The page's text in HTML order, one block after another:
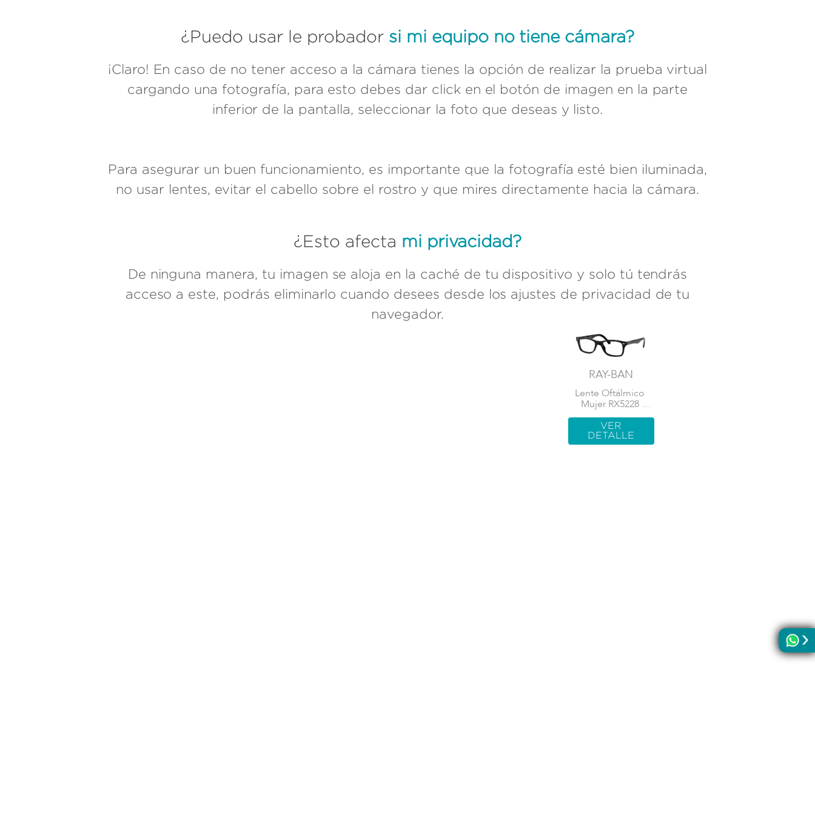
¿Puedo usar le probador si mi equipo no tiene cámara?
¡Claro! En caso de no tener acceso a la cámara tienes la opción de realizar la prueba virtual
cargando una fotografía, para esto debes dar click en el botón de imagen en la parte
inferior de la pantalla, seleccionar la foto que deseas y listo.
Para asegurar un buen funcionamiento, es importante que la fotografía esté bien iluminada,
no usar lentes, evitar el cabello sobre el rostro y que mires directamente hacia la cámara.
¿Esto afecta mi privacidad?
De ninguna manera, tu imagen se aloja en la caché de tu dispositivo y solo tú tendrás
acceso a este, podrás eliminarlo cuando desees desde los ajustes de privacidad de tu
navegador.
RAY-BAN
Lente Oftálmico
Mujer RX5228
Negro
VER
DETALLE